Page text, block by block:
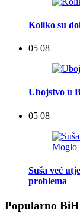
Koliko su
05 08
Ubojstvo u
05 08
Suša već
problema
Popularno BiH